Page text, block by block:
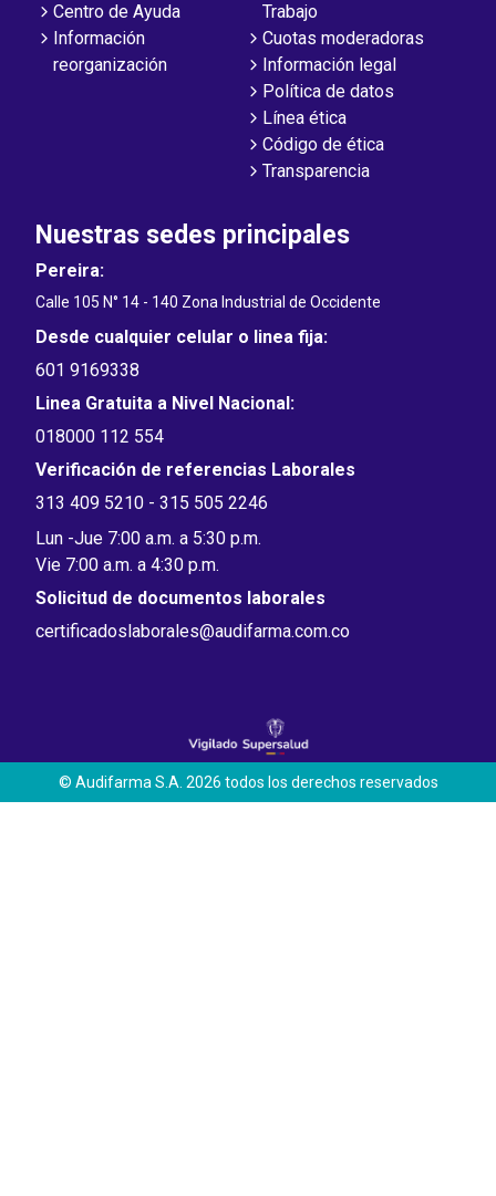
Centro de Ayuda
Información
reorganización
Trabajo
Cuotas moderadoras
Información legal
Política de datos
Línea ética
Código de ética
Transparencia
Nuestras sedes principales
Pereira:
Calle 105 N° 14 - 140 Zona Industrial de Occidente
Desde cualquier celular o linea fija:
601 9169338
Linea Gratuita a Nivel Nacional:
018000 112 554
Verificación de referencias Laborales
313 409 5210 - 315 505 2246
Lun -Jue 7:00 a.m. a 5:30 p.m.
Vie 7:00 a.m. a 4:30 p.m.
Solicitud de documentos laborales
certificadoslaborales@audifarma.com.co
© Audifarma S.A. 2026 todos los derechos reservados